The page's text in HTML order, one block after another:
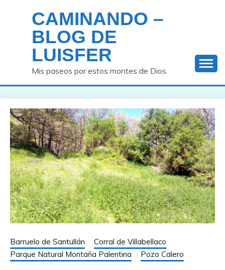
contenido
CAMINANDO –
BLOG DE
LUISFER
Mis paseos por estos montes de Dios
Barruelo de Santullán
Corral de Villabellaco
Parque Natural Montaña Palentina
Pozo Calero